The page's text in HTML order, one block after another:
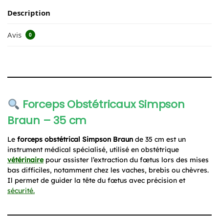
Description
Avis 0
Forceps Obstétricaux Simpson
Braun – 35 cm
Le forceps obstétrical Simpson Braun de 35 cm est un
instrument médical spécialisé, utilisé en obstétrique
vétérinairepour assister l’extraction du fœtus lors des mises
bas difficiles, notamment chez les vaches, brebis ou chèvres.
Il permet de guider la tête du fœtus avec précision et
sécurité.